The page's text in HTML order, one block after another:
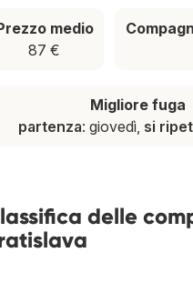
medio
87 €
Migliore fuga
partenza: giovedì, si
delle